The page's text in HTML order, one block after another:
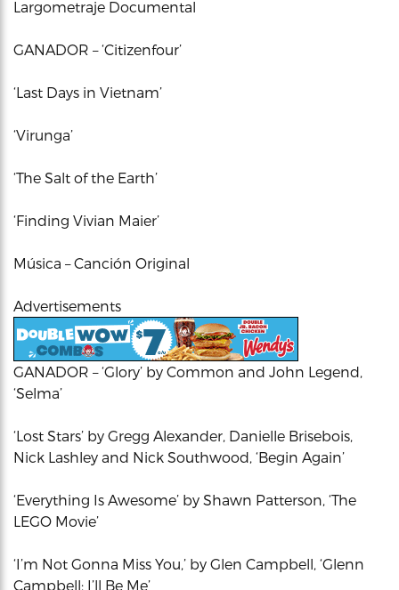
Largometraje Documental
GANADOR – ‘Citizenfour’
‘Last Days in Vietnam’
‘Virunga’
‘The Salt of the Earth’
‘Finding Vivian Maier’
Música – Canción Original
Advertisements
GANADOR – ‘Glory’ by Common and John Legend,
‘Selma’
‘Lost Stars’ by Gregg Alexander, Danielle Brisebois,
Nick Lashley and Nick Southwood, ‘Begin Again’
‘Everything Is Awesome’ by Shawn Patterson, ‘The
LEGO Movie’
‘I’m Not Gonna Miss You,’ by Glen Campbell, ‘Glenn
Campbell: I’ll Be Me’